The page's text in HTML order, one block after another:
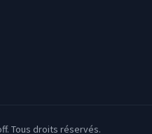
Tous droits réservés.